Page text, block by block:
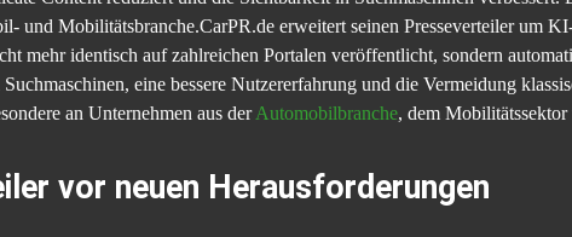
und Mobilitätsbranche.CarPR.de erweitert seinen Presseverteiler um
mehr identisch auf zahlreichen Portalen veröffentlicht, sondern
eine bessere Nutzererfahrung und die Vermeidung
an Unternehmen aus derAutomobilbranche, dem
vor neuen Herausforderungen